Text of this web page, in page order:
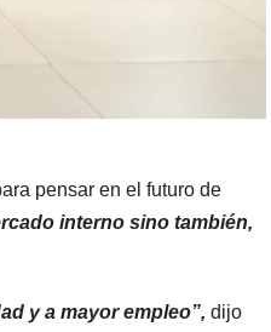
pensar en el futuro de
interno sino también,
y a mayor empleo”, dijo